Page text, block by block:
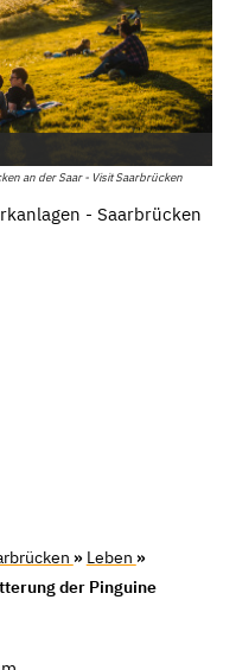
an der Saar - Visit Saarbrücken
- Saarbrücken
» Leben »
der Pinguine